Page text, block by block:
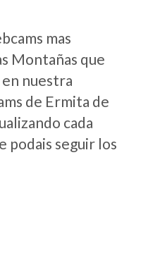
mas
Montañas que
nuestra
de Ermita de
cada
podais seguir los